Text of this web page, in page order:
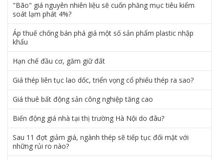
"Bão" giá nguyên nhiên liệu sẽ cuốn phăng mục tiêu kiểm
soát lạm phát 4%?
Áp thuế chống bán phá giá một số sản phẩm plastic nhập
khẩu
Hạn chế đầu cơ, găm giữ đất
Giá thép liên tục lao dốc, triển vọng cổ phiếu thép ra sao?
Giá thuê bất động sản công nghiệp tăng cao
Biến động giá nhà tại thị trường Hà Nội do đâu?
Sau 11 đợt giảm giá, ngành thép sẽ tiếp tục đối mặt với
những rủi ro nào?